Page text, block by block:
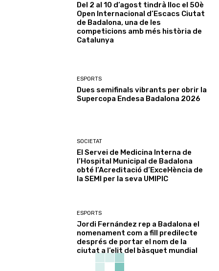
Del 2 al 10 d’agost tindrà lloc el 50è
Open Internacional d’Escacs Ciutat
de Badalona, una de les
competicions amb més història de
Catalunya
ESPORTS
Dues semifinals vibrants per obrir la
Supercopa Endesa Badalona 2026
SOCIETAT
El Servei de Medicina Interna de
l’Hospital Municipal de Badalona
obté l’Acreditació d’Excel·lència de
la SEMI per la seva UMIPIC
ESPORTS
Jordi Fernández rep a Badalona el
nomenament com a fill predilecte
després de portar el nom de la
ciutat a l’elit del bàsquet mundial